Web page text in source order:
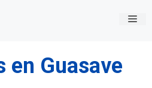
en Guasave